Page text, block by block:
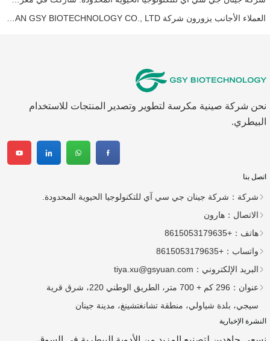
العملاء الأجانب يزورون شركة JINAN GSY BIOTECHNOLOGY CO., LTD.
نحن شركة صينية مكرسة لتطوير وتصدير المنتجات للاستخدام
البيطري.
اتصل بنا
شركة： شركة جينان جي سي آي للتكنولوجيا الحيوية المحدودة.
الاتصال： هارون
هاتف： +8615053179635
واتساب： +8615053179635
البريد الإلكتروني： tiya.xu@gsyuan.com
عنوان：
296 كم + 700 متر، الطريق الوطني 220، شرق قرية
سيجي، بلدة شياولي، منطقة تشانغتشينغ، مدينة جينان
النشرة الإخبارية